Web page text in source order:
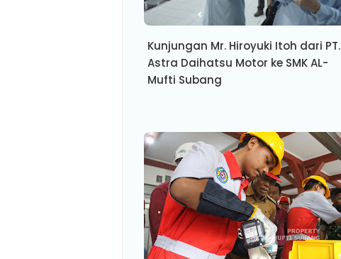
Kunjungan Mr. Hiroyuki Itoh dari PT.
Astra Daihatsu Motor ke SMK AL-
Mufti Subang